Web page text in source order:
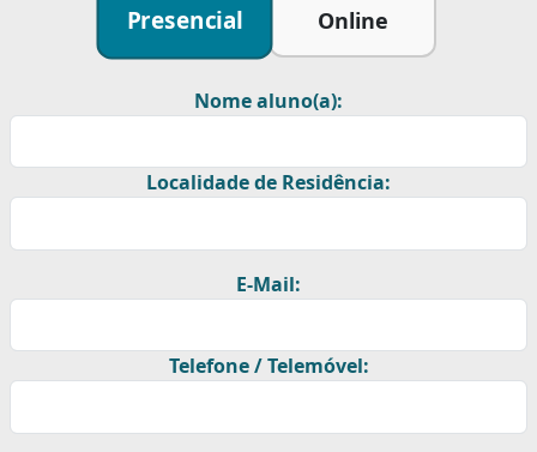
Presencial Online
Nome aluno(a):
Localidade de Residência:
E-Mail:
Telefone / Telemóvel: